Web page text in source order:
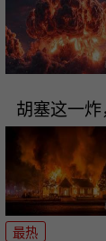
胡塞这一
最热